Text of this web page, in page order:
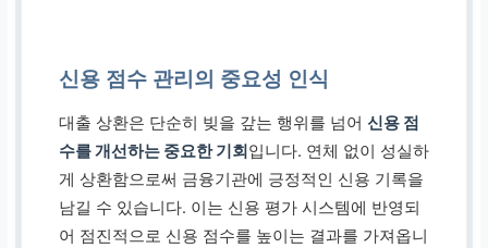
신용 점수 관리의 중요성 인식
대출 상환은 단순히 빚을 갚는 행위를 넘어신용 점
수를 개선하는 중요한 기회입니다. 연체 없이 성실하
게 상환함으로써 금융기관에 긍정적인 신용 기록을
남길 수 있습니다. 이는 신용 평가 시스템에 반영되
어 점진적으로 신용 점수를 높이는 결과를 가져옵니